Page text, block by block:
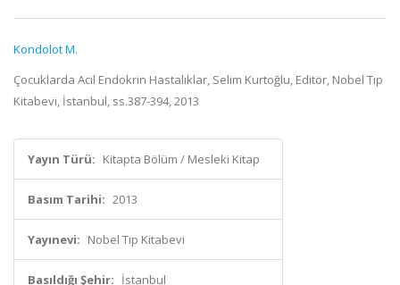
Kondolot M.
Çocuklarda Acil Endokrin Hastalıklar, Selim Kurtoğlu, Editör, Nobel Tıp
Kitabevi, İstanbul, ss.387-394, 2013
Yayın Türü: Kitapta Bölüm / Mesleki Kitap
Basım Tarihi: 2013
Yayınevi: Nobel Tıp Kitabevi
Basıldığı Şehir: İstanbul